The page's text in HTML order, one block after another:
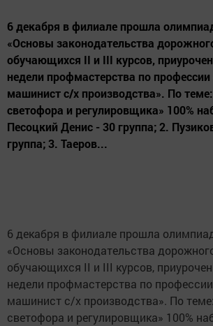
6 декабря в филиале прошла
«Основы законодательства
обучающихся II и III курсов,
недели профмастерства по профессии
машинист с/х производства». По
светофора и регулировщика» 100%
Песоцкий Денис - 30 группа; 2.
группа; 3. Таеров...
6 декабря в филиале прошла
«Основы законодательства
обучающихся II и III курсов,
недели профмастерства по
машинист с/х производства». По
светофора и регулировщика» 100%